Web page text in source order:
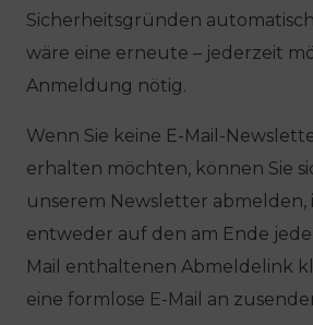
Sicherheitsgründen
wäre eine erneute – jederzeit
Anmeldung nötig.
Wenn Sie keine E-Mail-
erhalten möchten, können Sie
unserem Newsletter abmelden,
entweder auf den am Ende
Mail enthaltenen Abmeldelink
eine formlose E-Mail an